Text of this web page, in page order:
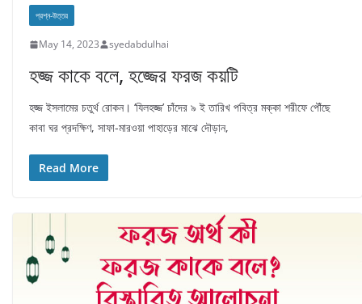
প্রশ্ন-উত্তর
May 14, 2023 syedabdulhai
হজ্জ কাকে বলে, হজ্জের ফরজ কয়টি
হজ্জ ইসলামের চতুর্থ রোকন। ‘যিলহজ্জ’ চাঁদের ৯ ই তারিখ পবিত্র মক্কা শরীফে পৌঁছে
কাবা ঘর প্রদক্ষিণ, সাফা-মারওয়া পাহাড়ের মাঝে দৌড়ান,
Read More